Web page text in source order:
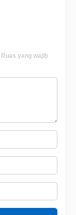
Ruas yang wajib